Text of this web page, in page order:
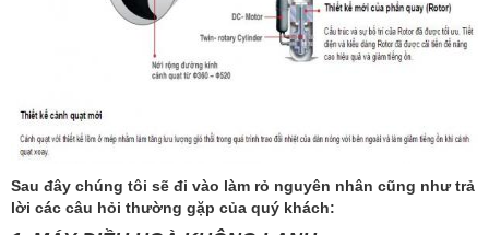
Sau đây chúng tôi sẽ đi vào làm rỏ nguyên nhân cũng như trả
lời các câu hỏi thường gặp của quý khách: